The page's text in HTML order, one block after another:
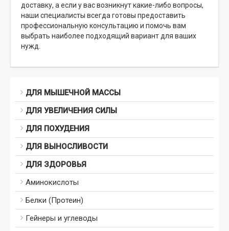
доставку, а если у вас возникнут какие-либо вопросы,
наши специалисты всегда готовы предоставить
профессиональную консультацию и помочь вам
выбрать наиболее подходящий вариант для ваших
нужд.
ДЛЯ МЫШЕЧНОЙ МАССЫ
ДЛЯ УВЕЛИЧЕНИЯ СИЛЫ
ДЛЯ ПОХУДЕНИЯ
ДЛЯ ВЫНОСЛИВОСТИ
ДЛЯ ЗДОРОВЬЯ
Аминокислоты
Белки (Протеин)
Гейнеры и углеводы